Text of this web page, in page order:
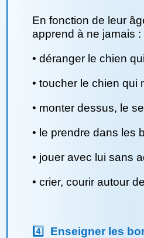
En fonction de leur
apprend à ne jamais :
• déranger le chien
• toucher le chien qui
• monter dessus, le
• le prendre dans les
• jouer avec lui sans
• crier, courir autour
4️⃣ Enseigner les